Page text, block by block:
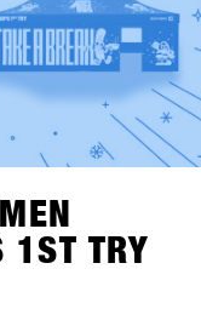
1ST TRY